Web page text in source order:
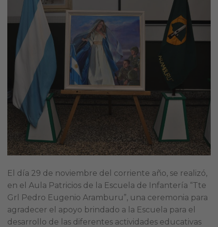
El día 29 de noviembre del corriente año, se realizó,
en el Aula Patricios de la Escuela de Infantería “Tte
Grl Pedro Eugenio Aramburu”, una ceremonia para
agradecer el apoyo brindado a la Escuela para el
desarrollo de las diferentes actividades educativas